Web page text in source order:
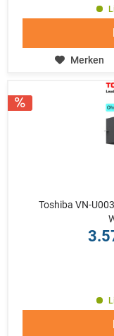
Merken
Toshiba VN-